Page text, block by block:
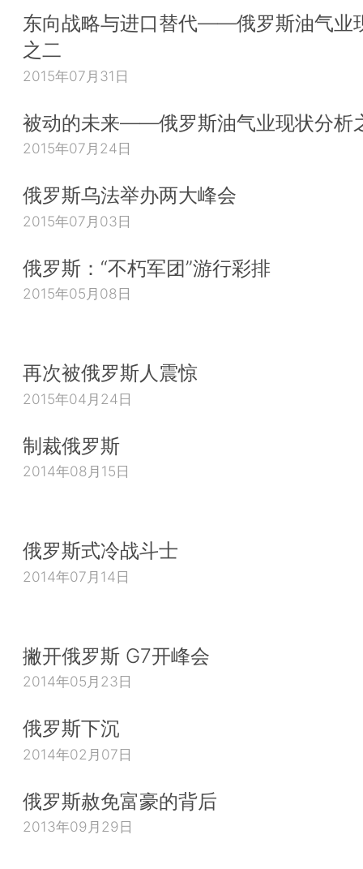
东向战略与进口替代——俄罗斯油气业
之二
2015年07月31日
被动的未来——俄罗斯油气业现状分析
2015年07月24日
俄罗斯乌法举办两大峰会
2015年07月03日
俄罗斯：“不朽军团”游行彩排
2015年05月08日
再次被俄罗斯人震惊
2015年04月24日
制裁俄罗斯
2014年08月15日
俄罗斯式冷战斗士
2014年07月14日
撇开俄罗斯 G7开峰会
2014年05月23日
俄罗斯下沉
2014年02月07日
俄罗斯赦免富豪的背后
2013年09月29日